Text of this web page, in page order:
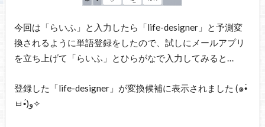
今回は「らいふ」と入力したら「life-designer」と予測変
換されるように単語登録をしたので、試しにメールアプリ
を立ち上げて「らいふ」とひらがなで入力してみると…
登録した「life-designer」が変換候補に表示されました (๑•̀
ㅂ•́)و✧